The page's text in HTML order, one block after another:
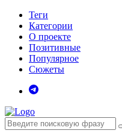
Теги
Категории
О проекте
Позитивные
Популярное
Сюжеты